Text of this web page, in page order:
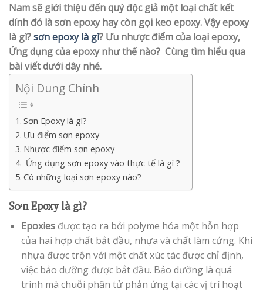
Nam sẽ giới thiệu đến quý độc giả một loại chất kết
dính đó là sơn epoxy hay còn gọi keo epoxy. Vậy epoxy
là gì?sơn epoxy là gì? Ưu nhược điểm của loại epoxy,
Ứng dụng của epoxy như thế nào? Cùng tìm hiểu qua
bài viết dưới dây nhé.
Nội Dung Chính
Sơn Epoxy là gì?
Ưu điểm sơn epoxy
Nhược điểm sơn epoxy
Ứng dụng sơn epoxy vào thực tế là gì ?
Có những loại sơn epoxy nào?
Sơn Epoxy là gì?
Epoxiesđược tạo ra bởi polyme hóa một hỗn hợp
của hai hợp chất bắt đầu, nhựa và chất làm cứng. Khi
nhựa được trộn với một chất xúc tác được chỉ định,
việc bảo dưỡng được bắt đầu. Bảo dưỡng là quá
trình mà chuỗi phân tử phản ứng tại các vị trí hoạt